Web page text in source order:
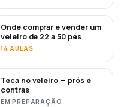
EM BREVE
Onde comprar e vender um
veleiro de 22 a 50 pés
14 AULAS
EM BREVE
Teca no veleiro — prós e
contras
EM PREPARAÇÃO